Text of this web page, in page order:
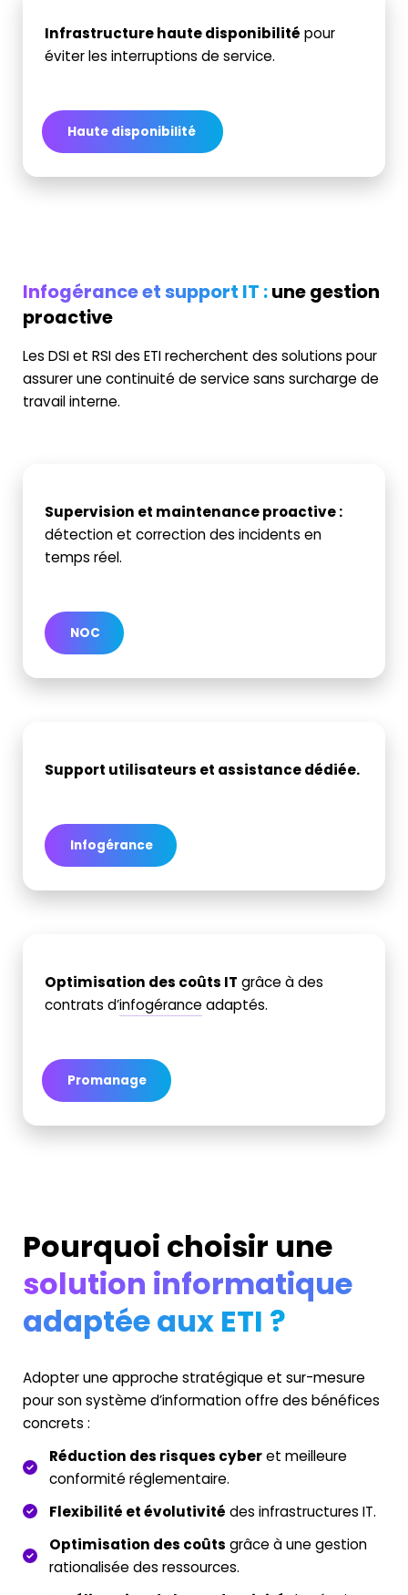
Infrastructure haute disponibilité pour
éviter les interruptions de service.
Haute disponibilité
Infogérance et support IT : une gestion
proactive
Les DSI et RSI des ETI recherchent des solutions pour
assurer une continuité de service sans surcharge de
travail interne.
Supervision et maintenance proactive :
détection et correction des incidents en
temps réel.
NOC
Support utilisateurs et assistance dédiée.
Infogérance
Optimisation des coûts IT grâce à des
contrats d’infogérance adaptés.
Promanage
Pourquoi choisir une
solution informatique
adaptée aux ETI ?
Adopter une approche stratégique et sur-mesure
pour son système d’information offre des bénéfices
concrets :
Réduction des risques cyberet meilleure
conformité réglementaire.
Flexibilité et évolutivité des infrastructures IT.
Optimisation des coûts grâce à une gestion
rationalisée des ressources.